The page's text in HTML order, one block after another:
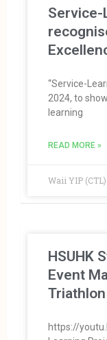
Service-
“Service-
2024, to
learning
READ MORE »
Waii YIP (CTL)
HSUHK
Event
https://